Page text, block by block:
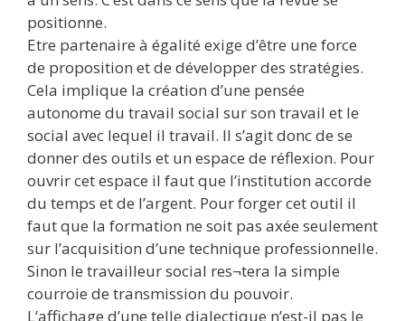
positionne.
Etre partenaire à égalité exige d’être une force
de proposition et de développer des stratégies.
Cela implique la création d’une pensée
autonome du travail social sur son travail et le
social avec lequel il travail. Il s’agit donc de se
donner des outils et un espace de réflexion. Pour
ouvrir cet espace il faut que l’institution accorde
du temps et de l’argent. Pour forger cet outil il
faut que la formation ne soit pas axée seulement
sur l’acquisition d’une technique professionnelle.
Sinon le travailleur social res¬tera la simple
courroie de transmission du pouvoir.
L’affichage d’une telle dialectique n’est-il pas le